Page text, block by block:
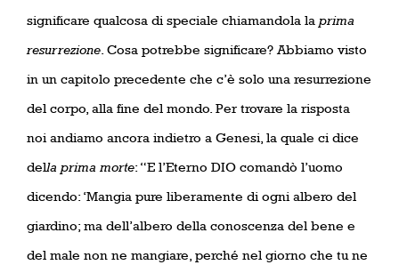
significare qualcosa di speciale chiamandola la prima
resurrezione . Cosa potrebbe significare? Abbiamo visto
in un capitolo precedente che c’è solo una resurrezione
del corpo, alla fine del mondo. Per trovare la risposta
noi andiamo ancora indietro a Genesi, la quale ci dice
della prima morte: “E l’Eterno DIO comandò l’uomo
dicendo: ‘Mangia pure liberamente di ogni albero del
giardino; ma dell’albero della conoscenza del bene e
del male non ne mangiare, perché nel giorno che tu ne